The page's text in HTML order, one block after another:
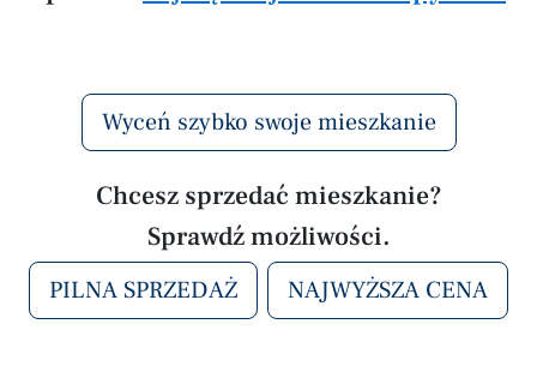
Wyceń szybko swoje mieszkanie
Chcesz sprzedać mieszkanie?
Sprawdź możliwości.
PILNA SPRZEDAŻ NAJWYŻSZA CENA